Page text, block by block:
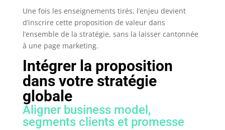
Une fois les enseignements tirés, l’enjeu devient
d’inscrire cette proposition de valeur dans
l’ensemble de la stratégie, sans la laisser cantonnée
à une page marketing.
Intégrer la proposition
dans votre stratégie
globale
Aligner business model,
segments clients et promesse